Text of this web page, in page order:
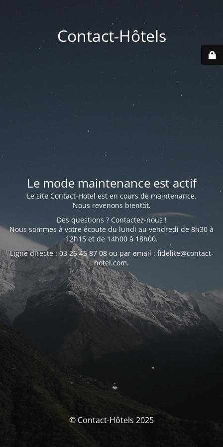
Contact-Hôtels
Le mode maintenance est actif
Le site Contact-Hotel est en cours de maintenance.
Nous revenons bientôt.
Des questions ? Contactez-nous !
Nous sommes à votre écoute du lundi au vendredi de 8h30 à
12h15 et de 14h00 à 18h00.
Ligne directe : 03 25 45 87 08 ou par email : fidelite@contact-
hotel.com.
© Contact-Hôtels 2025